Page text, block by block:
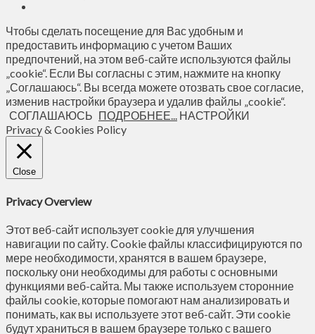
Чтобы сделать посещение для Вас удобным и
предоставить информацию с учетом Ваших
предпочтений, на этом веб-сайте используются файлы
„cookie“. Если Вы согласны с этим, нажмите на кнопку
„Соглашаюсь“. Вы всегда можете отозвать свое согласие,
изменив настройки браузера и удалив файлы „cookie“.
СОГЛАШАЮСЬ ПОДРОБНЕЕ... НАСТРОЙКИ
Privacy & Cookies Policy
Close
Privacy Overview
Этот веб-сайт использует cookie для улучшения
навигации по сайту. Сookie файлы классифицируются по
мере необходимости, хранятся в вашем браузере,
поскольку они необходимы для работы с основными
функциями веб-сайта. Мы также используем сторонние
файлы cookie, которые помогают нам анализировать и
понимать, как вы используете этот веб-сайт. Эти cookie
будут храниться в вашем браузере только с вашего